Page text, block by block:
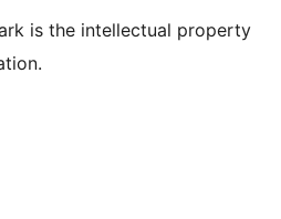
is the intellectual property